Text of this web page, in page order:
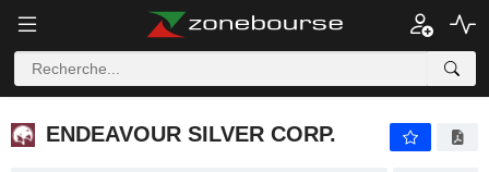
ENDEAVOUR SILVER CORP.
ENDEAVOUR SILVER CORP.